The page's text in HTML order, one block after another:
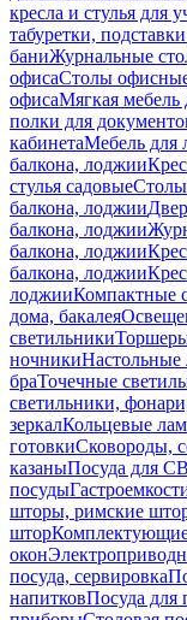
кресла и стулья для
табуретки,
баниЖурнальные
офисаСтолы
офисаМягкая мебель
полки для
кабинетаМебель для
балкона, лоджии
стулья садовыеСтолы
балкона, лоджии
балкона, лоджии
балкона, лоджии
балкона, лоджии
лоджииКомпактные
дома, бакалея
светильники
ночники
браТочечные
светильники,
зеркалКольцевые
готовкиСковороды,
казаныПосуда для
посуды
шторы, римские
штор
окон
посуда, сервировка
напитковПосуда для